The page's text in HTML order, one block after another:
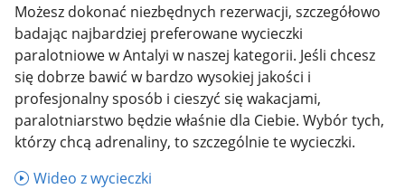
Możesz dokonać niezbędnych rezerwacji, szczegółowo
badając najbardziej preferowane wycieczki
paralotniowe w Antalyi w naszej kategorii. Jeśli chcesz
się dobrze bawić w bardzo wysokiej jakości i
profesjonalny sposób i cieszyć się wakacjami,
paralotniarstwo będzie właśnie dla Ciebie. Wybór tych,
którzy chcą adrenaliny, to szczególnie te wycieczki.
Wideo z wycieczki